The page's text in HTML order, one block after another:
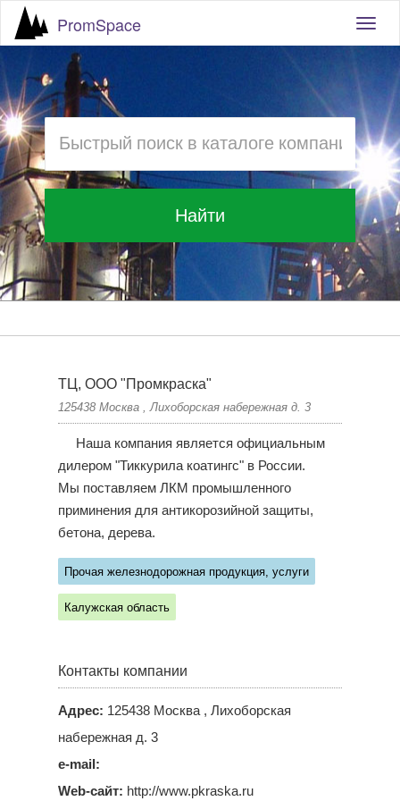
PromSpace
Найти
ТЦ, ООО "Промкраска"
125438 Москва , Лихоборская набережная д. 3
Наша компания является официальным
дилером "Тиккурила коатингс" в России.
Мы поставляем ЛКМ промышленного
приминения для антикорозийной защиты,
бетона, дерева.
Прочая железнодорожная продукция, услуги
Калужская область
Контакты компании
Адрес: 125438 Москва , Лихоборская
набережная д. 3
e-mail:
Web-сайт: http://www.pkraska.ru